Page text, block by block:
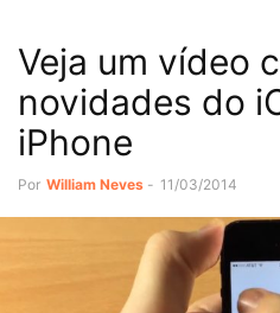
Veja um vídeo
novidades do
iPhone
Por William Neves - 11/03/2014